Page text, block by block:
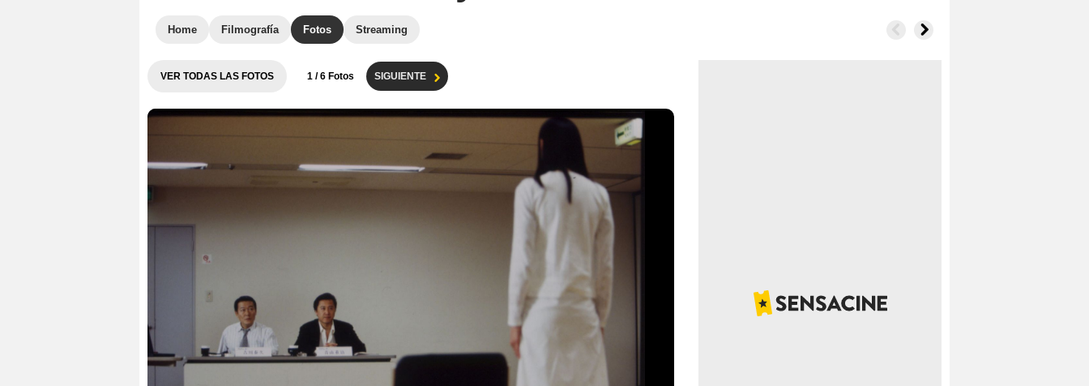
Home Filmografía Fotos Streaming
VER TODAS LAS FOTOS 1 / 6 Fotos SIGUIENTE